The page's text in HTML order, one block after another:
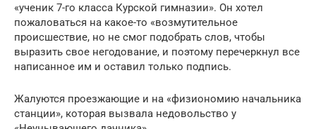
«ученик 7-го класса Курской гимназии». Он хотел
пожаловаться на какое-то «возмутительное
происшествие, но не смог подобрать слов, чтобы
выразить свое негодование, и поэтому перечеркнул все
написанное им и оставил только подпись.
Жалуются проезжающие и на «физиономию начальника
станции», которая вызвала недовольство у